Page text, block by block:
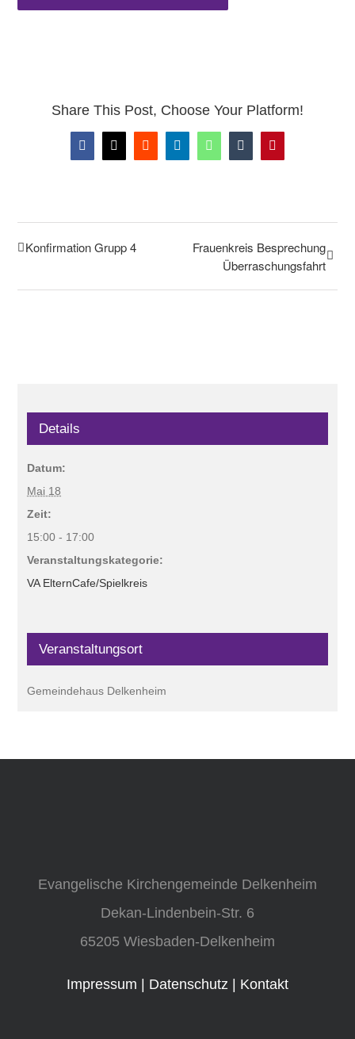
Share This Post, Choose Your Platform!
Facebook
X RedditLinkedInWhatsAppTumblrPinterest
Konfirmation Grupp 4
Frauenkreis Besprechung
Überraschungsfahrt
Details
Datum:
Mai 18
Zeit:
15:00 - 17:00
Veranstaltungskategorie:
VA ElternCafe/Spielkreis
Veranstaltungsort
Gemeindehaus Delkenheim
Evangelische Kirchengemeinde Delkenheim
Dekan-Lindenbein-Str. 6
65205 Wiesbaden-Delkenheim
Impressum | Datenschutz | Kontakt